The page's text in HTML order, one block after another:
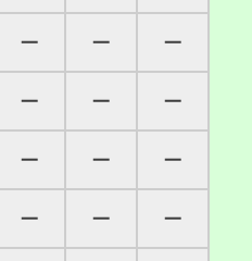
─ ─
─
─ ─
─
─ ─
─
─ ─
─